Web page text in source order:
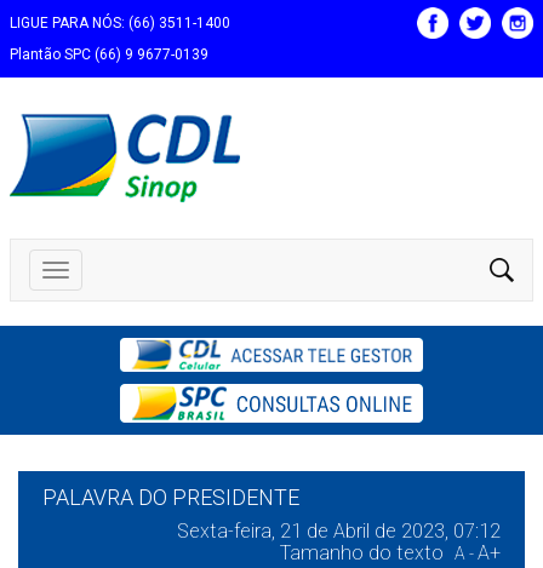
LIGUE PARA NÓS: (66) 3511-1400
Plantão SPC (66) 9 9677-0139
PALAVRA DO PRESIDENTE
Sexta-feira, 21 de Abril de 2023, 07:12
Tamanho do texto
A -A+